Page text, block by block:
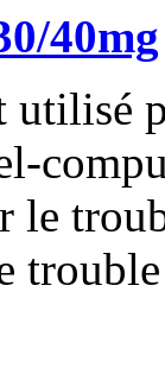
40mg
utilisé